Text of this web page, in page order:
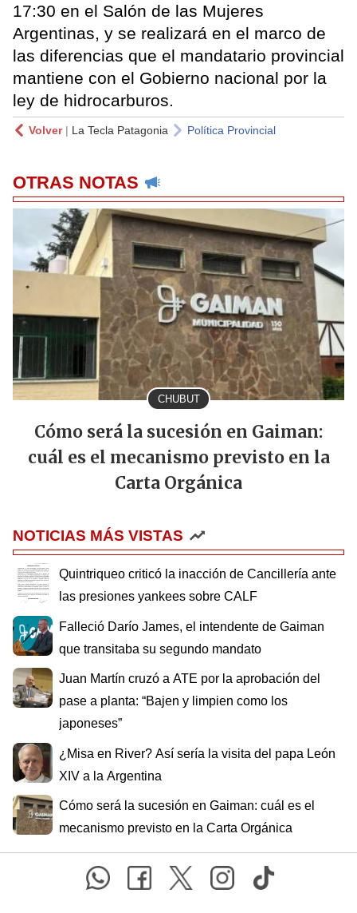
17:30 en el Salón de las Mujeres
Argentinas, y se realizará en el marco de
las diferencias que el mandatario provincial
mantiene con el Gobierno nacional por la
ley de hidrocarburos.
Volver| La Tecla Patagonia Política Provincial
OTRAS NOTAS
CHUBUT
Cómo será la sucesión en Gaiman:
cuál es el mecanismo previsto en la
Carta Orgánica
NOTICIAS MÁS VISTAS
Quintriqueo criticó la inacción de Cancillería ante
las presiones yankees sobre CALF
Falleció Darío James, el intendente de Gaiman
que transitaba su segundo mandato
Juan Martín cruzó a ATE por la aprobación del
pase a planta: “Bajen y limpien como los
japoneses”
¿Misa en River? Así sería la visita del papa León
XIV a la Argentina
Cómo será la sucesión en Gaiman: cuál es el
mecanismo previsto en la Carta Orgánica